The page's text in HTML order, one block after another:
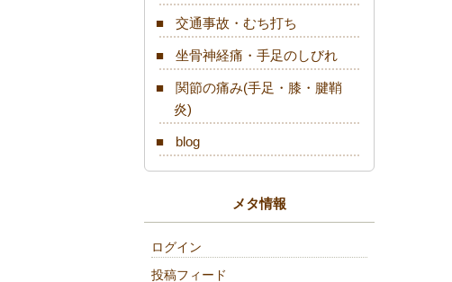
交通事故・むち打ち
坐骨神経痛・手足のしびれ
関節の痛み(手足・膝・腱鞘
炎)
blog
メタ情報
ログイン
投稿フィード